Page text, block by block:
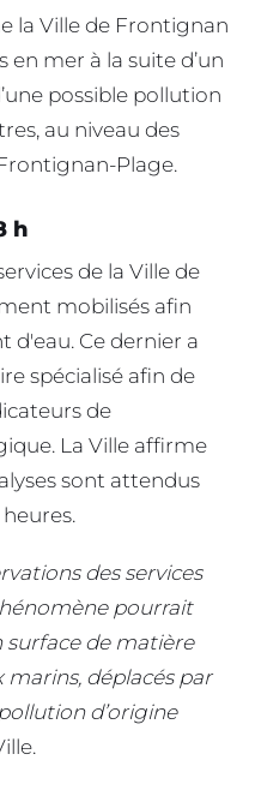
la Ville de Frontignan
en mer à la suite d’un
possible pollution
au niveau des
Plage.
h
de la Ville de
mobilisés afin
d'eau. Ce dernier a
spécialisé afin de
de
La Ville affirme
sont attendus
des services
pourrait
surface de matière
déplacés par
d’origine